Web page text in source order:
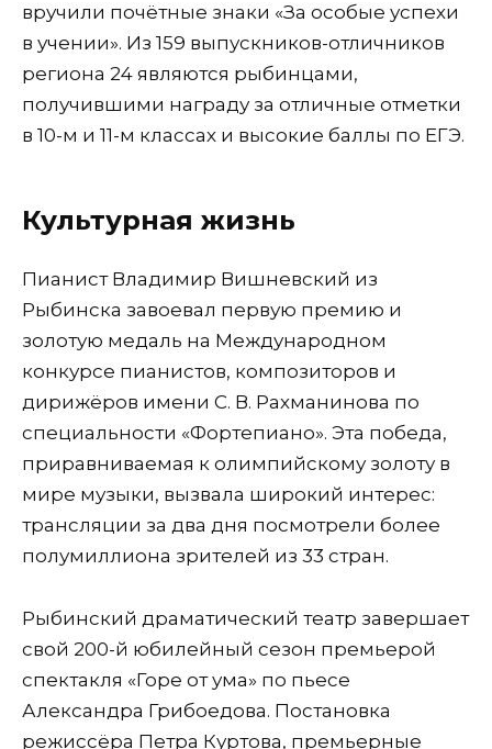
вручили почётные знаки «За особые успехи
в учении». Из 159 выпускников-отличников
региона 24 являются рыбинцами,
получившими награду за отличные отметки
в 10-м и 11-м классах и высокие баллы по ЕГЭ.
Культурная жизнь
Пианист Владимир Вишневский из
Рыбинска завоевал первую премию и
золотую медаль на Международном
конкурсе пианистов, композиторов и
дирижёров имени С. В. Рахманинова по
специальности «Фортепиано». Эта победа,
приравниваемая к олимпийскому золоту в
мире музыки, вызвала широкий интерес:
трансляции за два дня посмотрели более
полумиллиона зрителей из 33 стран.
Рыбинский драматический театр завершает
свой 200-й юбилейный сезон премьерой
спектакля «Горе от ума» по пьесе
Александра Грибоедова. Постановка
режиссёра Петра Куртова, премьерные